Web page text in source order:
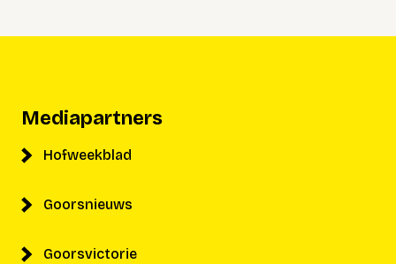
Mediapartners
Hofweekblad
Goorsnieuws
Goorsvictorie